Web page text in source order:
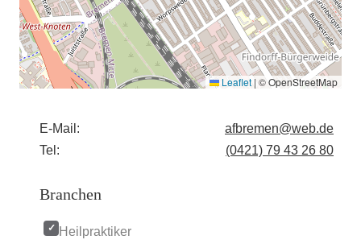
Leaflet | © OpenStreetMap
E-Mail:
afbremen@web.de
Tel:
(0421) 79 43 26 80
Branchen
Heilpraktiker